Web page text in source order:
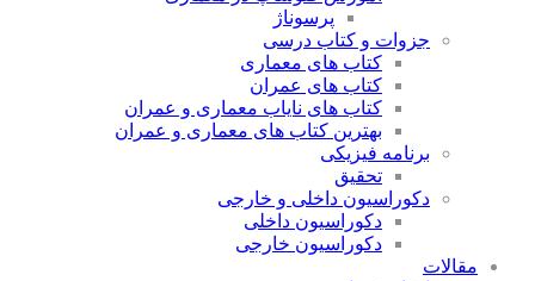
پرسوناژ
جزوات و کتاب درسی
کتاب های معماری
کتاب های عمران
کتاب های نایاب معماری و عمران
بهترین کتاب های معماری و عمران
برنامه فیزیکی
تحقیق
دکوراسیون داخلی و خارجی
دکوراسیون داخلی
دکوراسیون خارجی
مقالات